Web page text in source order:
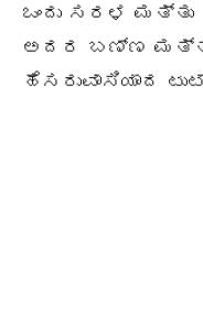
ಒಂದು ಸರಳ ಮತ್ತು
ಅದರ ಬಣ್ಣ
ಹೆಸರುವಾಸಿಯಾದ